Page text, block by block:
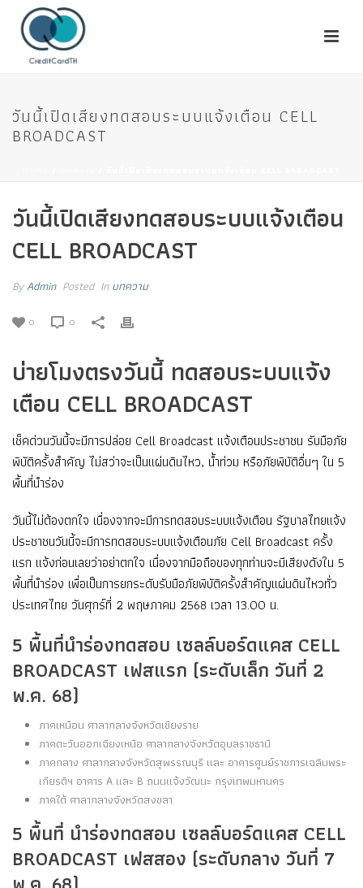
วันนี้เปิดเสียงทดสอบระบบแจ้งเตือน CELL
BROADCAST
วันนี้เปิดเสียงทดสอบระบบแจ้งเตือน
CELL BROADCAST
ByAdmin Posted Inบทความ
0 0
บ่ายโมงตรงวันนี้ ทดสอบระบบแจ้ง
เตือน CELL BROADCAST
เช็คด่วนวันนี้จะมีการปล่อย Cell Broadcast แจ้งเตือนประชาชน รับมือภัย
พิบัติครั้งสำคัญ ไม่สว่าจะเป็นแผ่นดินไหว, น้ำท่วม หรือภัยพิบัติอื่นๆ ใน 5
พื้นที่นำร่อง
วันนี้ไม่ต้องตกใจ เนื่องจากจะมีการทดสอบระบบแจ้งเตือน รัฐบาลไทยแจ้ง
ประชาชนวันนี้จะมีการทดสอบระบบแจ้งเตือนภัย Cell Broadcast ครั้ง
แรก แจ้งก่อนเลยว่าอย่าตกใจ เนื่องจากมือถือของทุกท่านจะมีเสียงดังใน 5
พื้นที่นำร่อง เพื่อเป็นการยกระดับรับมือภัยพิบัติครั้งสำคัญแผ่นดินไหวทั่ว
ประเทศไทย วันศุกร์ที่ 2 พฤษภาคม 2568 เวลา 13.00 น.
5 พื้นที่นำร่องทดสอบ เซลล์บอร์ดแคส CELL
BROADCAST เฟสแรก (ระดับเล็ก วันที่ 2
พ.ค. 68)
ภาคเหนือน ศาลากลางจังหวัดเชียงราย
ภาคตะวันออกเฉียงเหนือ ศาลากลางจังหวัดอุบลราชธานี
ภาคกลาง ศาลากลางจังหวัดสุพรรณบุรี และ อาคารศูนย์ราชการเฉลิมพระ
เกียรติฯ อาคาร A และ B ถนนแจ้งวัฒนะ กรุงเทพมหานคร
ภาคใต้ ศาลากลางจังหวัดสงขลา
5 พื้นที่ นำร่องทดสอบ เซลล์บอร์ดแคส CELL
BROADCAST เฟสสอง (ระดับกลาง วันที่ 7